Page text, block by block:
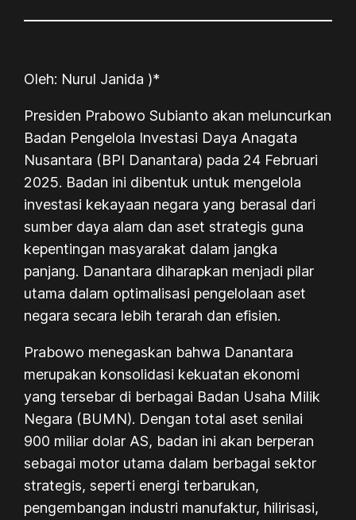
Oleh: Nurul Janida )*
Presiden Prabowo Subianto akan meluncurkan
Badan Pengelola Investasi Daya Anagata
Nusantara (BPI Danantara) pada 24 Februari
2025. Badan ini dibentuk untuk mengelola
investasi kekayaan negara yang berasal dari
sumber daya alam dan aset strategis guna
kepentingan masyarakat dalam jangka
panjang. Danantara diharapkan menjadi pilar
utama dalam optimalisasi pengelolaan aset
negara secara lebih terarah dan efisien.
Prabowo menegaskan bahwa Danantara
merupakan konsolidasi kekuatan ekonomi
yang tersebar di berbagai Badan Usaha Milik
Negara (BUMN). Dengan total aset senilai
900 miliar dolar AS, badan ini akan berperan
sebagai motor utama dalam berbagai sektor
strategis, seperti energi terbarukan,
pengembangan industri manufaktur, hilirisasi,